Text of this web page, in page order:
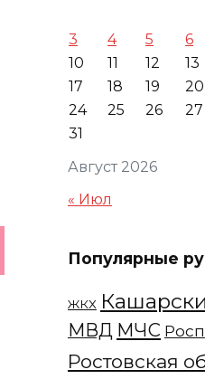
Август 2026
3
4 5 6
10
11 12 13
17
18 19 20
24
25 26 27
31
« Июл
Популярные
ЖКХ
МВД МЧС
Ростовская